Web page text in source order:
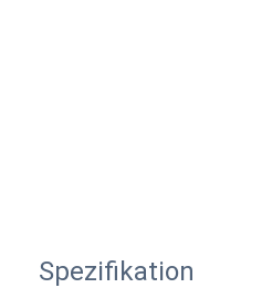
Spezifikation